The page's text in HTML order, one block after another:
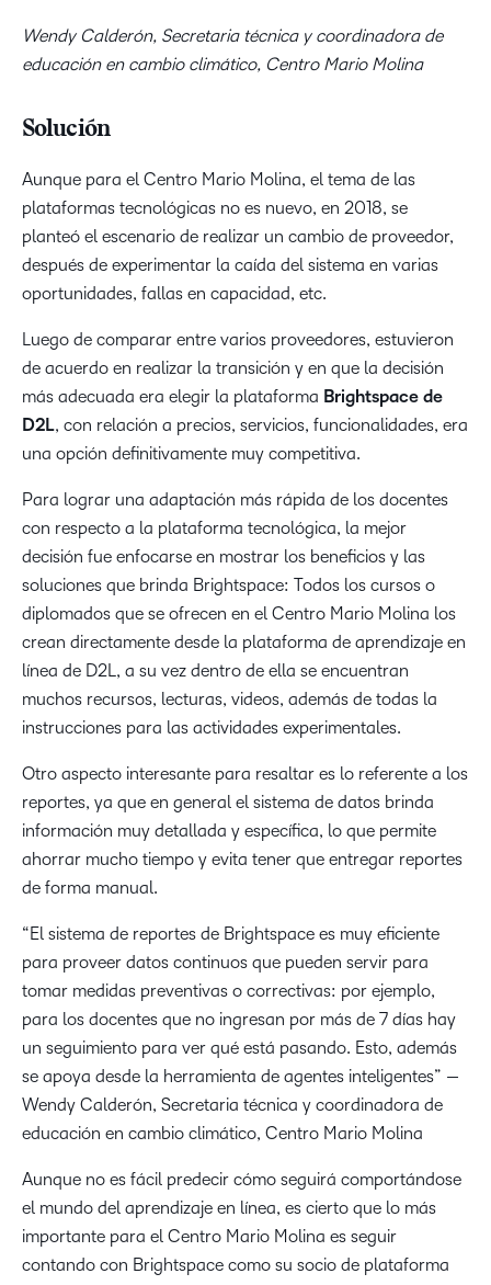
Wendy Calderón, Secretaria técnica y coordinadora de
educación en cambio climático, Centro Mario Molina
Solución
Aunque para el Centro Mario Molina, el tema de las
plataformas tecnológicas no es nuevo, en 2018, se
planteó el escenario de realizar un cambio de proveedor,
después de experimentar la caída del sistema en varias
oportunidades, fallas en capacidad, etc.
Luego de comparar entre varios proveedores, estuvieron
de acuerdo en realizar la transición y en que la decisión
más adecuada era elegir la plataforma Brightspace de
D2L, con relación a precios, servicios, funcionalidades, era
una opción definitivamente muy competitiva.
Para lograr una adaptación más rápida de los docentes
con respecto a la plataforma tecnológica, la mejor
decisión fue enfocarse en mostrar los beneficios y las
soluciones que brinda Brightspace: Todos los cursos o
diplomados que se ofrecen en el Centro Mario Molina los
crean directamente desde la plataforma de aprendizaje en
línea de D2L, a su vez dentro de ella se encuentran
muchos recursos, lecturas, videos, además de todas la
instrucciones para las actividades experimentales.
Otro aspecto interesante para resaltar es lo referente a los
reportes, ya que en general el sistema de datos brinda
información muy detallada y específica, lo que permite
ahorrar mucho tiempo y evita tener que entregar reportes
de forma manual.
“El sistema de reportes de Brightspace es muy eficiente
para proveer datos continuos que pueden servir para
tomar medidas preventivas o correctivas: por ejemplo,
para los docentes que no ingresan por más de 7 días hay
un seguimiento para ver qué está pasando. Esto, además
se apoya desde la herramienta de agentes inteligentes” —
Wendy Calderón, Secretaria técnica y coordinadora de
educación en cambio climático, Centro Mario Molina
Aunque no es fácil predecir cómo seguirá comportándose
el mundo del aprendizaje en línea, es cierto que lo más
importante para el Centro Mario Molina es seguir
contando con Brightspace como su socio de plataforma